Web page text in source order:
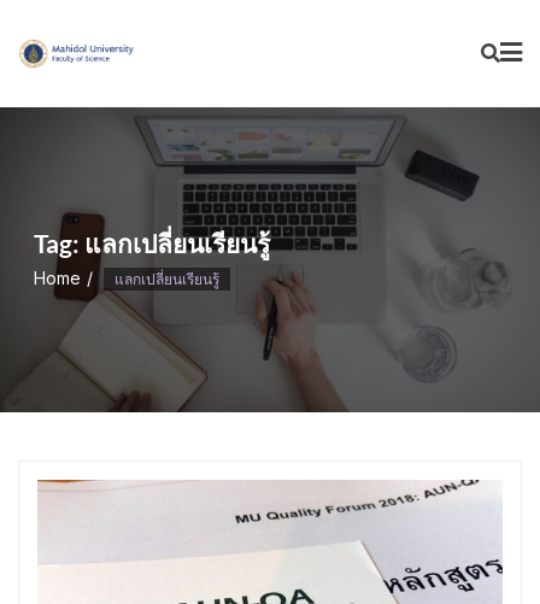
content
Tag: แลกเปลี่ยนเรียนรู้
Home แลกเปลี่ยนเรียนรู้